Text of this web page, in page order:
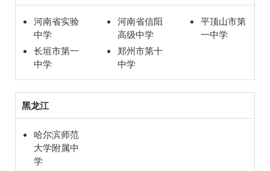
河南省实验
中学
河南省信阳
高级中学
平顶山市第
一中学
长垣市第一
中学
郑州市第十
中学
黑龙江
哈尔滨师范
大学附属中
学